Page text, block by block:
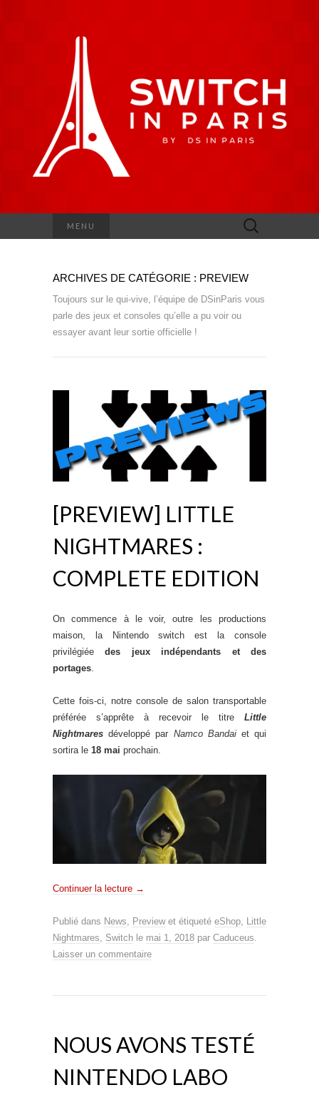
MENU Rechercher :
ARCHIVES DE CATÉGORIE : PREVIEW
Toujours sur le qui-vive, l’équipe de DSinParis vous
parle des jeux et consoles qu’elle a pu voir ou
essayer avant leur sortie officielle !
[PREVIEW] LITTLE
NIGHTMARES :
COMPLETE EDITION
On commence à le voir, outre les productions
maison, la Nintendo switch est la console
privilégiéedes jeux indépendants et des
portages
Cette fois-ci, notre console de salon transportable
préférée s’apprête à recevoir le titre Little
Nightmares développé par Namco Bandaiet qui
sortira le 18 mai prochain.
Continuer la lecture →
Publié dans News Previewet étiqueté eShop
Little
Nightmares
Switch le mai 1, 2018 par Caduceus
Laisser un commentaire
NOUS AVONS TESTÉ
NINTENDO LABO